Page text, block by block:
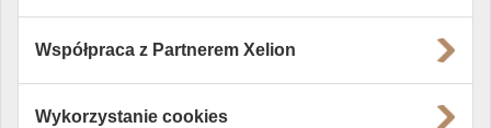
Współpraca z Partnerem Xelion
Wykorzystanie cookies